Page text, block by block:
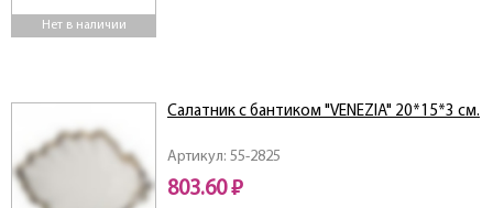
Нет в наличии
Артикул: 55-2825
Салатник с бантиком "VENEZIA" 20*15*3 см.
803.60 ₽